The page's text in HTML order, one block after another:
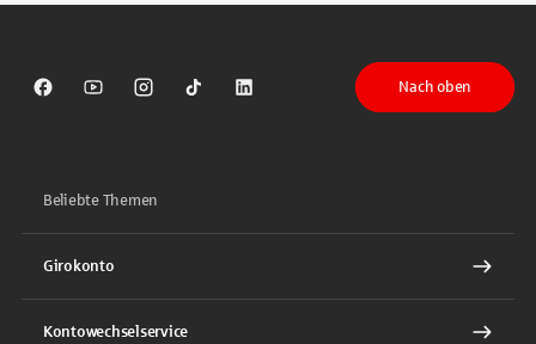
Sparkasse auf Facebook
Sparkasse auf Youtube
Sparkasse auf Instagram
Sparkasse auf TikTok
Sparkasse auf LinkedIn
Nach oben
Beliebte Themen
Girokonto
Kontowechselservice